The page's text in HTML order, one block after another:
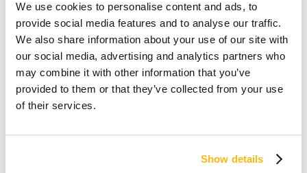
We use cookies to personalise content and ads, to
provide social media features and to analyse our traffic.
We also share information about your use of our site with
our social media, advertising and analytics partners who
may combine it with other information that you’ve
provided to them or that they’ve collected from your use
of their services.
Show details